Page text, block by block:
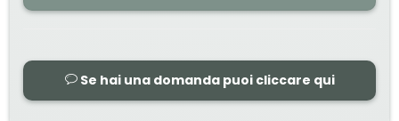
Se hai una domanda puoi cliccare qui